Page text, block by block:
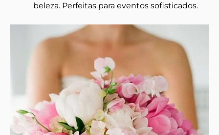
beleza. Perfeitas para eventos sofisticados.